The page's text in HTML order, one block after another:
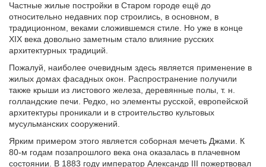
Частные жилые постройки в Старом городе ещё до
относительно недавних пор строились, в основном, в
традиционном, веками сложившемся стиле. Но уже в конце
XIX века довольно заметным стало влияние русских
архитектурных традиций.
Пожалуй, наиболее очевидным здесь является применение в
жилых домах фасадных окон. Распространение получили
также крыши из листового железа, деревянные полы, т. н.
голландские печи. Редко, но элементы русской, европейской
архитектуры проникали и в строительство культовых
мусульманских сооружений.
Ярким примером этого является соборная мечеть Джами. К
80-м годам позапрошлого века она оказалась в плачевном
состоянии. В 1883 году император Александр III пожертвовал